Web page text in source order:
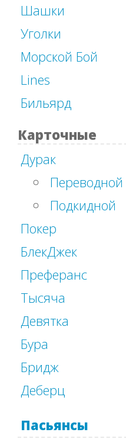
Шашки
Уголки
Морской Бой
Lines
Бильярд
Карточные
Дурак
Переводной
Подкидной
Покер
БлекДжек
Преферанс
Тысяча
Девятка
Бура
Бридж
Деберц
Пасьянсы